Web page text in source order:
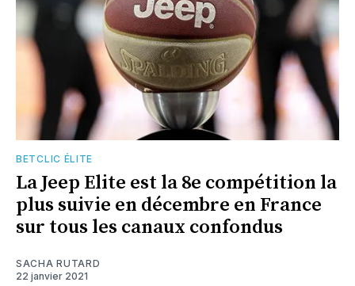
BETCLIC ÉLITE
La Jeep Elite est la 8e compétition la
plus suivie en décembre en France
sur tous les canaux confondus
SACHA RUTARD
22 janvier 2021